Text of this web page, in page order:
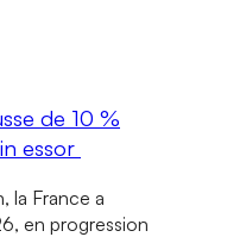
de 10 %
essor
la France a
en progression